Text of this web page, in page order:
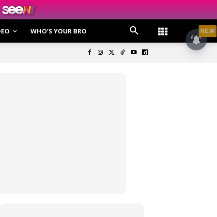
Privasi
WHO’S YOUR BRO NEW